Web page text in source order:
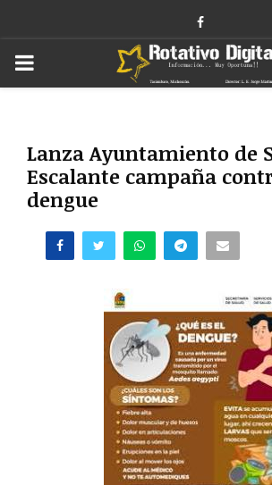
Facebook
PRIMARY
Lanza Ayuntamiento de
Escalante campaña
dengue